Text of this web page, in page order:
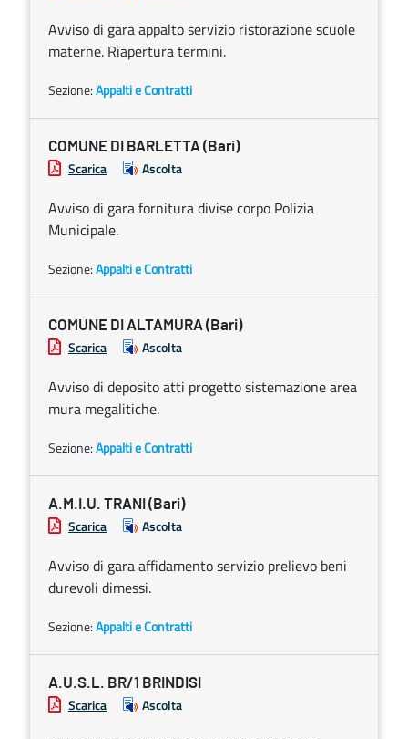
Avviso di gara appalto servizio ristorazione scuole
materne. Riapertura termini.
Sezione:Appalti e Contratti
COMUNE DI BARLETTA (Bari)
Scarica Ascolta
Avviso di gara fornitura divise corpo Polizia
Municipale.
Sezione:Appalti e Contratti
COMUNE DI ALTAMURA (Bari)
Scarica Ascolta
Avviso di deposito atti progetto sistemazione area
mura megalitiche.
Sezione:Appalti e Contratti
A.M.I.U. TRANI (Bari)
Scarica Ascolta
Avviso di gara affidamento servizio prelievo beni
durevoli dimessi.
Sezione:Appalti e Contratti
A.U.S.L. BR/1 BRINDISI
Scarica Ascolta